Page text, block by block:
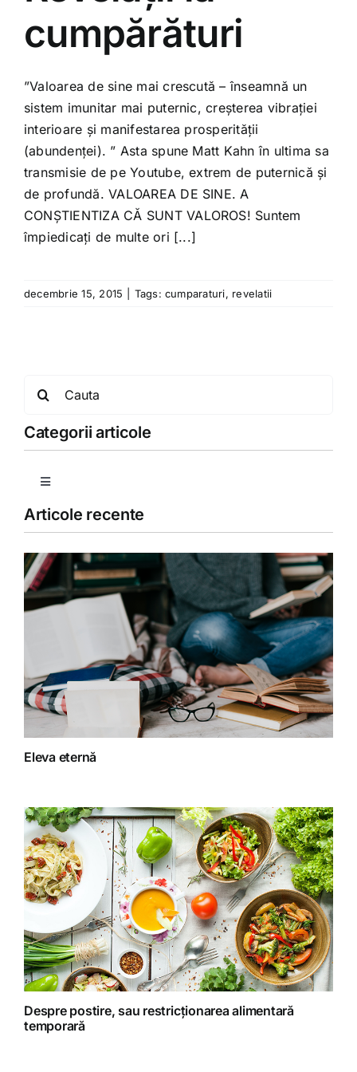
Shop
Tratamente naturale
Iubim fructele
cumpărături
”Valoarea de sine mai crescută – înseamnă un
sistem imunitar mai puternic, creșterea vibrației
interioare și manifestarea prosperității
(abundenței). ” Asta spune Matt Kahn în ultima sa
transmisie de pe Youtube, extrem de puternică și
de profundă. VALOAREA DE SINE. A
CONȘTIENTIZA CĂ SUNT VALOROS! Suntem
împiedicați de multe ori [...]
decembrie 15, 2015 Tags:cumparaturi, revelatii
Categorii articole
Toggle
Copii
Detoxifiere
Fără categorie
Homeopatie
Retete fructariene
Retete preparate
Articole recente
Eleva eternă
Despre postire, sau restricționarea alimentară
temporară